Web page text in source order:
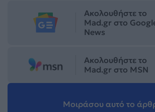
Ακολουθήστε το
Mad.gr στο
News
Ακολουθήστε το
Mad.gr στο MSN
Μοιράσου αυτό το